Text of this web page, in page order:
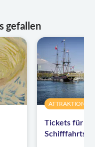
gefallen
Tickets für